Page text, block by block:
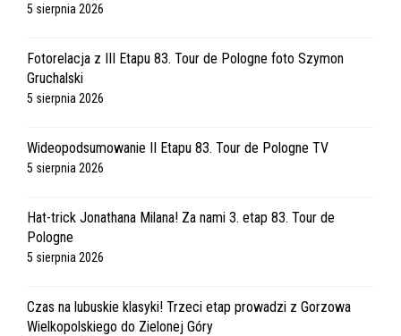
5 sierpnia 2026
Fotorelacja z III Etapu 83. Tour de Pologne foto Szymon
Gruchalski
5 sierpnia 2026
Wideopodsumowanie II Etapu 83. Tour de Pologne TV
5 sierpnia 2026
Hat-trick Jonathana Milana! Za nami 3. etap 83. Tour de
Pologne
5 sierpnia 2026
Czas na lubuskie klasyki! Trzeci etap prowadzi z Gorzowa
Wielkopolskiego do Zielonej Góry